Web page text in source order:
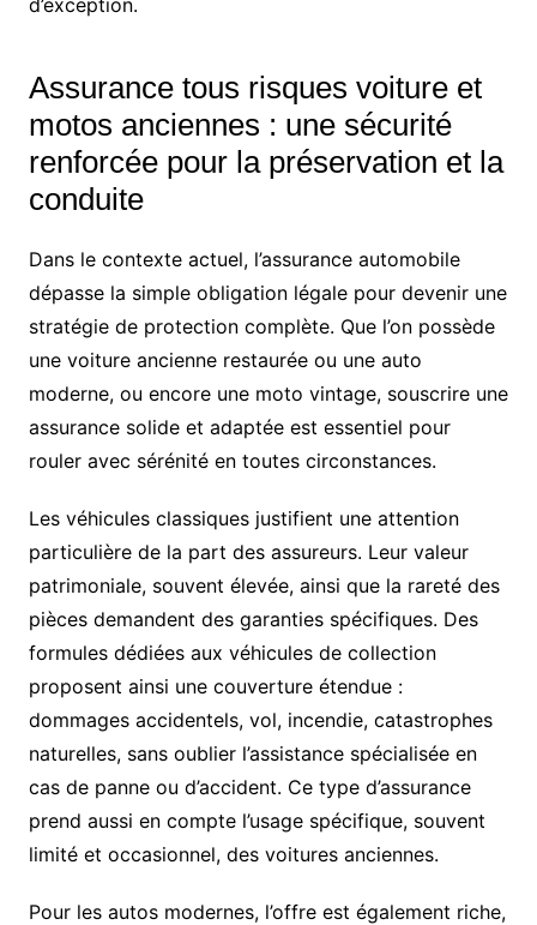
Assurance tous risques voiture et
motos anciennes : une sécurité
renforcée pour la préservation et la
conduite
Dans le contexte actuel, l’assurance automobile
dépasse la simple obligation légale pour devenir une
stratégie de protection complète. Que l’on possède
une voiture ancienne restaurée ou une auto
moderne, ou encore une moto vintage, souscrire une
assurance solide et adaptée est essentiel pour
rouler avec sérénité en toutes circonstances.
Les véhicules classiques justifient une attention
particulière de la part des assureurs. Leur valeur
patrimoniale, souvent élevée, ainsi que la rareté des
pièces demandent des garanties spécifiques. Des
formules dédiées aux véhicules de collection
proposent ainsi une couverture étendue :
dommages accidentels, vol, incendie, catastrophes
naturelles, sans oublier l’assistance spécialisée en
cas de panne ou d’accident. Ce type d’assurance
prend aussi en compte l’usage spécifique, souvent
limité et occasionnel, des voitures anciennes.
Pour les autos modernes, l’offre est également riche,